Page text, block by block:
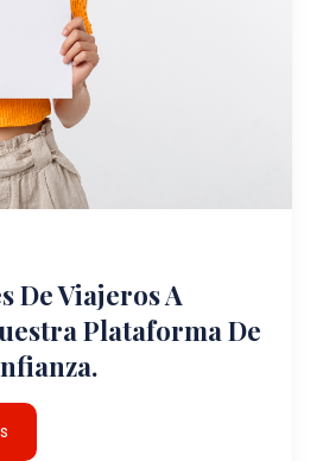
De Viajeros A
Plataforma De